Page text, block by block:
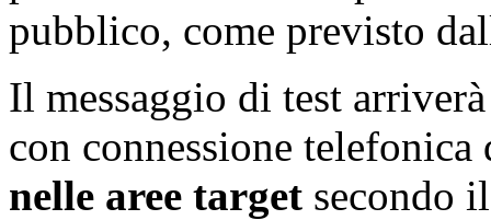
pubblico, come previsto
Il messaggio di test
con connessione
nelle aree target secondo